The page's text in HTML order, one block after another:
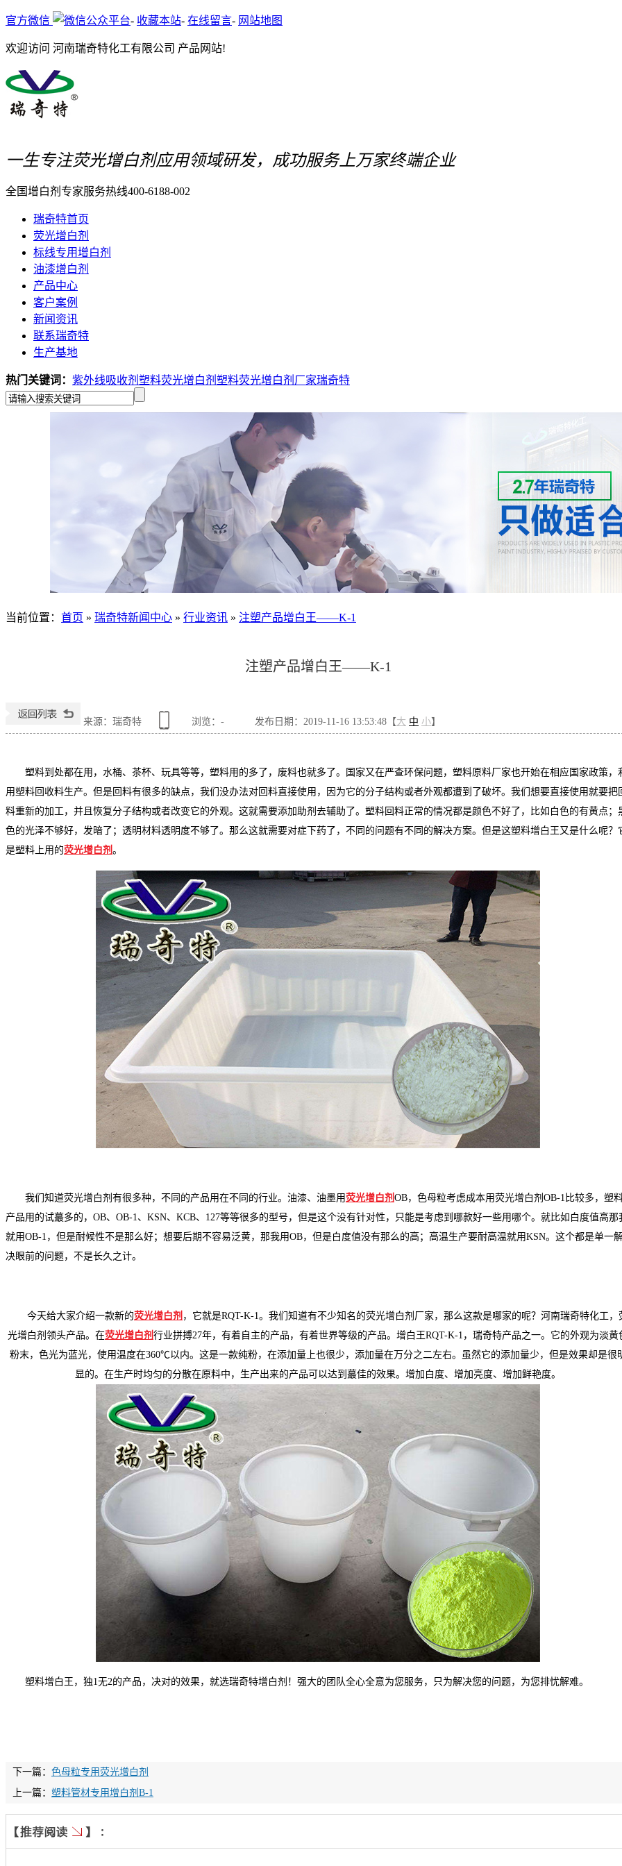
官方微信 - 收藏本站- 在线留言- 网站地图
欢迎访问 河南瑞奇特化工有限公司 产品网站!
一生专注荧光增白剂应用领域研发，成功服务上万家终端企业
全国增白剂专家服务热线400-6188-002
瑞奇特首页
荧光增白剂
标线专用增白剂
油漆增白剂
产品中心
客户案例
新闻资讯
联系瑞奇特
生产基地
热门关键词： 紫外线吸收剂 塑料荧光增白剂 塑料荧光增白剂厂家瑞奇特
当前位置 ： 首页 » 瑞奇特新闻中心 » 行业资讯 » 注塑产品增白王——K-1
注塑产品增白王——K-1
来源：瑞奇特 浏览： - 发布日期：2019-11-16 13:53:48【大 中 小】
塑料到处都在用，水桶、茶杯、玩具等等，塑料用的多了，废料也就多了。国家又在严查环保问题，塑料原料厂家也开始在相应国家政策，
用塑料回收料生产。但是回料有很多的缺点，我们没办法对回料直接使用，因为它的分子结构或者外观都遭到了破坏。我们想要直接使用就要把
料重新的加工，并且恢复分子结构或者改变它的外观。这就需要添加助剂去辅助了。塑料回料正常的情况都是颜色不好了，比如白色的有黄点；
色的光泽不够好，发暗了；透明材料透明度不够了。那么这就需要对症下药了，不同的问题有不同的解决方案。但是这塑料增白王又是什么呢？
是塑料上用的荧光增白剂 。
我们知道荧光增白剂有很多种，不同的产品用在不同的行业。油漆、油墨用 荧光增白剂 OB，色母粒考虑成本用荧光增白剂OB-1比较多，塑
产品用的试蕞多的，OB、OB-1、KSN、KCB、127等等很多的型号，但是这个没有针对性，只能是考虑到哪款好一些用哪个。就比如白度值高那
就用OB-1，但是耐候性不是那么好；想要后期不容易泛黄，那我用OB，但是白度值没有那么的高；高温生产要耐高温就用KSN。这个都是单一
决眼前的问题，不是长久之计。
今天给大家介绍一款新的荧光增白剂 ，它就是RQT-K-1。我们知道有不少知名的荧光增白剂厂家，那么这款是哪家的呢？河南瑞奇特化工，
光增白剂领头产品。在荧光增白剂 行业拼搏27年，有着自主的产品，有着世界等级的产品。增白王RQT-K-1，瑞奇特产品之一。它的外观为淡黄
粉末，色光为蓝光，使用温度在360℃以内。这是一款纯粉，在添加量上也很少，添加量在万分之二左右。虽然它的添加量少，但是效果却是很
显的。在生产时均匀的分散在原料中，生产出来的产品可以达到蕞佳的效果。增加白度、增加亮度、增加鲜艳度。
塑料增白王，独1无2的产品，决对的效果，就选瑞奇特增白剂！强大的团队全心全意为您服务，只为解决您的问题，为您排忧解难。
下一篇： 色母粒专用荧光增白剂
上一篇： 塑料管材专用增白剂B-1